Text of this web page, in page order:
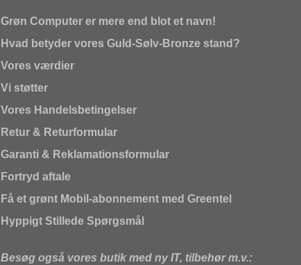
Grøn Computer er mere end blot et navn!
Hvad betyder vores Guld-Sølv-Bronze stand?
Vores værdier
Vi støtter
Vores Handelsbetingelser
Retur & Returformular
Garanti & Reklamationsformular
Fortryd aftale
Få et grønt Mobil-abonnement med Greentel
Hyppigt Stillede Spørgsmål
Besøg også vores butik med ny IT, tilbehør m.v.: